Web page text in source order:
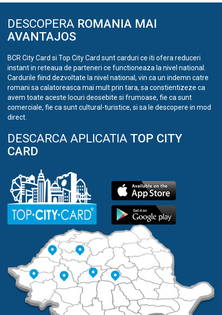
DESCOPERA ROMANIA MAI
AVANTAJOS
BCR City Card si Top City Card sunt carduri ce iti ofera reduceri
instant in reteaua de parteneri ce functioneaza la nivel national.
Cardurile fiind dezvoltate la nivel national, vin ca un indemn catre
romani sa calatoreasca mai mult prin tara, sa constientizeze ca
avem toate aceste locuri deosebite si frumoase, fie ca sunt
comerciale, fie ca sunt cultural-turistice, si sa le descopere in mod
direct.
DESCARCA APLICATIA TOP CITY
CARD